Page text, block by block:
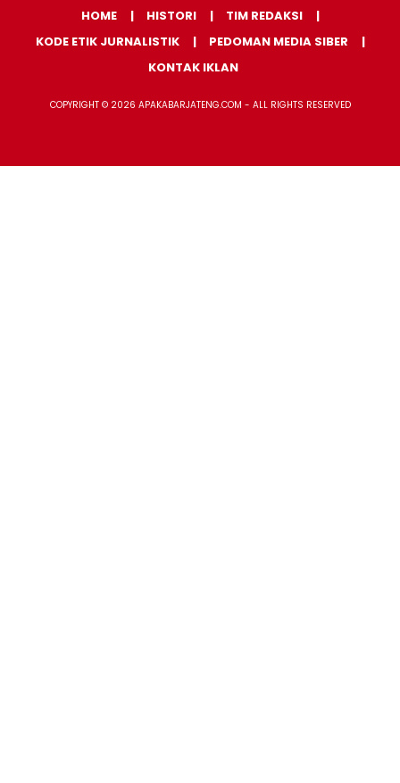
HOME HISTORI
TIM REDAKSI
KODE ETIK JURNALISTIK
PEDOMAN MEDIA SIBER
KONTAK IKLAN
COPYRIGHT © 2026 APAKABARJATENG.COM - ALL RIGHTS RESERVED